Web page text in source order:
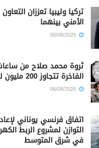
تركيا وليبيا تعززان التعاون
الأمني بينهما
ثروة محمد صلاح من
الفاخرة تتجاوز 200 مليون ليرة
اتفاق فرنسي يوناني
التوازن لمشروع الربط
في شرق المتوسط